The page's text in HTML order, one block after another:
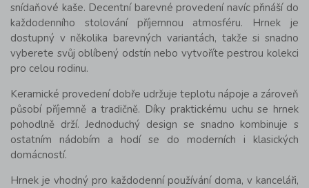
snídaňové kaše. Decentní barevné provedení navíc přináší do
každodenního stolování příjemnou atmosféru. Hrnek je
dostupný v několika barevných variantách, takže si snadno
vyberete svůj oblíbený odstín nebo vytvoříte pestrou kolekci
pro celou rodinu.
Keramické provedení dobře udržuje teplotu nápoje a zároveň
působí příjemně a tradičně. Díky praktickému uchu se hrnek
pohodlně drží. Jednoduchý design se snadno kombinuje s
ostatním nádobím a hodí se do moderních i klasických
domácností.
Hrnek je vhodný pro každodenní používání doma, v kanceláři,